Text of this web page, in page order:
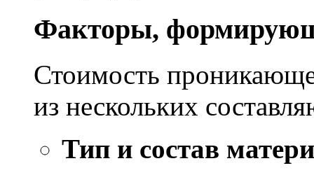
Факторы,
Стоимость
из нескольких
Тип и состав